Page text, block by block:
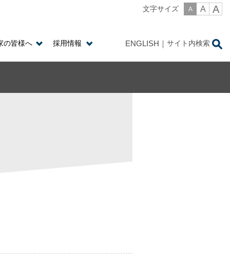
文字サイズ A A A
の皆様へ 採用情報 ENGLISH サイト内検索